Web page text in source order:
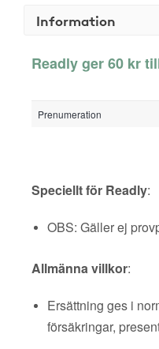
Information
Readly ger 60 kr
Prenumeration
Speciellt för Readly:
OBS: Gäller ej
Allmänna villkor:
Ersättning ges i
försäkringar,